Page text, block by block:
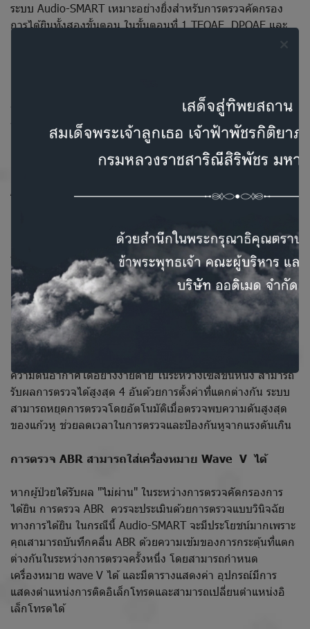
ระบบ Audio-SMART เหมาะอย่างยิ่งสำหรับการตรวจคัดกรอง
การได้ยินทั้งสองขั้นตอน ในขั้นตอนที่ 1 TEOAE, DPOAE และ
ช่วยให้สามารถบันทึกภายใต้สภาวะที่ยากลำบากที่มีการรบกวน
ทางแม่เหล็กไฟฟ้าที่มีนัยสำคัญ
เครื่องวิเคราะห์หูชั้นกลางแบบพกพา
Audio-SMART เป็นทางออกที่ดีที่สุดสำหรับการตรวจการได้ยิน
ผลได้ไม่จำกัดจำนวน Audio-SMART มาในกระเป๋าน้ำหนักเบา
พกพาสะดวก และเก็บอุปกรณ์และอุปกรณ์เสริมต่างๆได้
การตรวจการเคลื่อนไหวของเยื่อแก้วหูแบบความถี่สูง
แนะนำให้ใช้ตรวจการเคลื่อนไหวของเยื่อแก้วหูแบบความถี่สูง
(โพรบ โทน 1,000 Hz) สำหรับการประเมินการได้ยินของทารก
ความดันอากาศได้อย่างง่ายดาย ในระหว่างเซสชั่นหนึ่ง สามารถ
รับผลการตรวจได้สูงสุด 4 อันด้วยการตั้งค่าที่แตกต่างกัน ระบบ
สามารถหยุดการตรวจโดยอัตโนมัติเมื่อตรวจพบความดันสูงสุด
ของแก้วหู ช่วยลดเวลาในการตรวจและป้องกันหูจากแรงดันเกิน
การตรวจ ABR สามารถใส่เครื่องหมาย Wave V ได้
หากผู้ป่วยได้รับผล "ไม่ผ่าน" ในระหว่างการตรวจคัดกรองการ
ได้ยิน การตรวจ ABR ควรจะประเมินด้วยการตรวจแบบวินิจฉัย
ทางการได้ยิน ในกรณีนี้ Audio-SMART จะมีประโยชน์มากเพราะ
คุณสามารถบันทึกคลื่น ABR ด้วยความเข้มของการกระตุ้นที่แตก
ต่างกันในระหว่างการตรวจครั้งหนึ่ง โดยสามารถกำหนด
เครื่องหมาย wave V ได้ และมีตารางแสดงค่า อุปกรณ์มีการ
แสดงตำแหน่งการติดอิเล็กโทรดและสามารถเปลี่ยนตำแหน่งอิ
เล็กโทรดได้